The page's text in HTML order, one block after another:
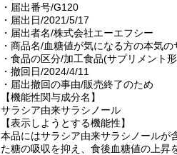
・届出番号/G120
・届出日/2021/5/17
・届出者名/株式会社エーエフシー
・商品名/血糖値が気になる方の本気の
・食品の区分/加工食品(サプリメント
・撤回日/2024/4/11
・届出撤回の事由/販売終了のため
【機能性関与成分名】
サラシア由来サラシノール
【表示しようとする機能性】
本品にはサラシア由来サラシノールが
た糖の吸収を抑え、食後血糖値の上昇